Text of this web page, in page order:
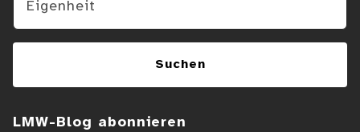
LMW-Blog abonnieren
Suchen